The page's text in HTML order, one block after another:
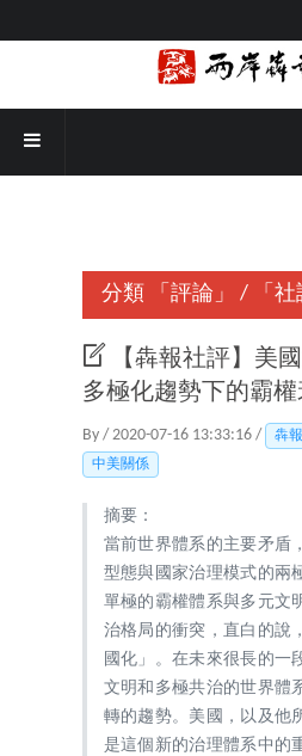
分類 「評論」 / 「社
【犇報社評】美
多極化趨勢下的霸權
By / 2020-07-16 13:33:16 / 犇
中美關係
摘要：
當前世界體系的主要矛盾
型態與國家治理模式的兩
單極的霸權體系與多元文
治格局的衝突，直白的說
國化」。 在未來很長的一
文明和多極共治的世界體
轉的趨勢。美國，以及他
是這個新的治理體系中的